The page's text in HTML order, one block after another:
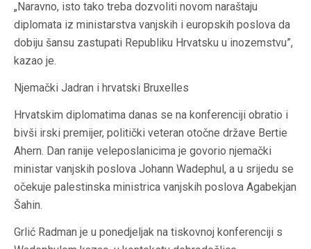
„Naravno, isto tako treba dozvoliti novom naraštaju
diplomata iz ministarstva vanjskih i europskih poslova da
dobiju šansu zastupati Republiku Hrvatsku u inozemstvu”,
kazao je.
Njemački Jadran i hrvatski Bruxelles
Hrvatskim diplomatima danas se na konferenciji obratio i
bivši irski premijer, politički veteran otočne države Bertie
Ahern. Dan ranije veleposlanicima je govorio njemački
ministar vanjskih poslova Johann Wadephul, a u srijedu se
očekuje palestinska ministrica vanjskih poslova Agabekjan
Šahin.
Grlić Radman je u ponedjeljak na tiskovnoj konferenciji s